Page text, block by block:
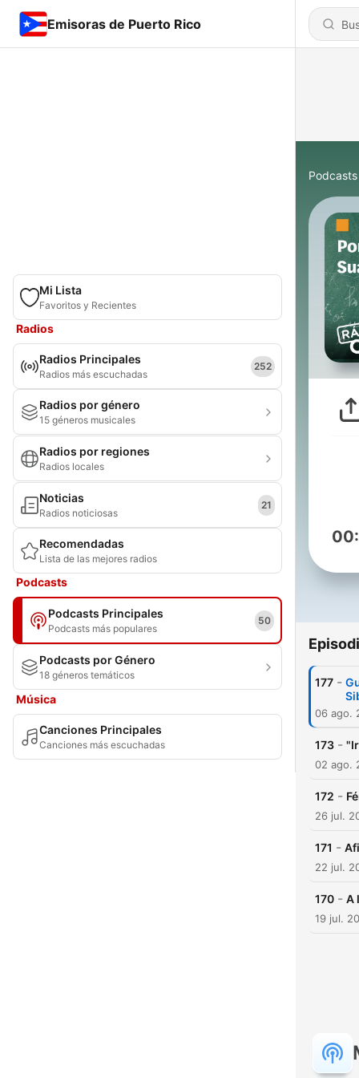
Emisoras de Puerto Rico
Mi Lista
Favoritos y Recientes
Radios
Radios Principales
Radios más escuchadas
252
Radios por género
15 géneros musicales
Radios por regiones
Radios locales
Noticias
Radios noticiosas
21
Recomendadas
Lista de las mejores radios
Podcasts
Podcasts Principales
Podcasts más populares
50
Podcasts por Género
18 géneros temáticos
Música
Canciones Principales
Canciones más escuchadas
Podcasts
177 -
06 ago.
173 -
02 ago.
172 -
26 jul.
171 -
22 jul.
170 - A
19 jul.